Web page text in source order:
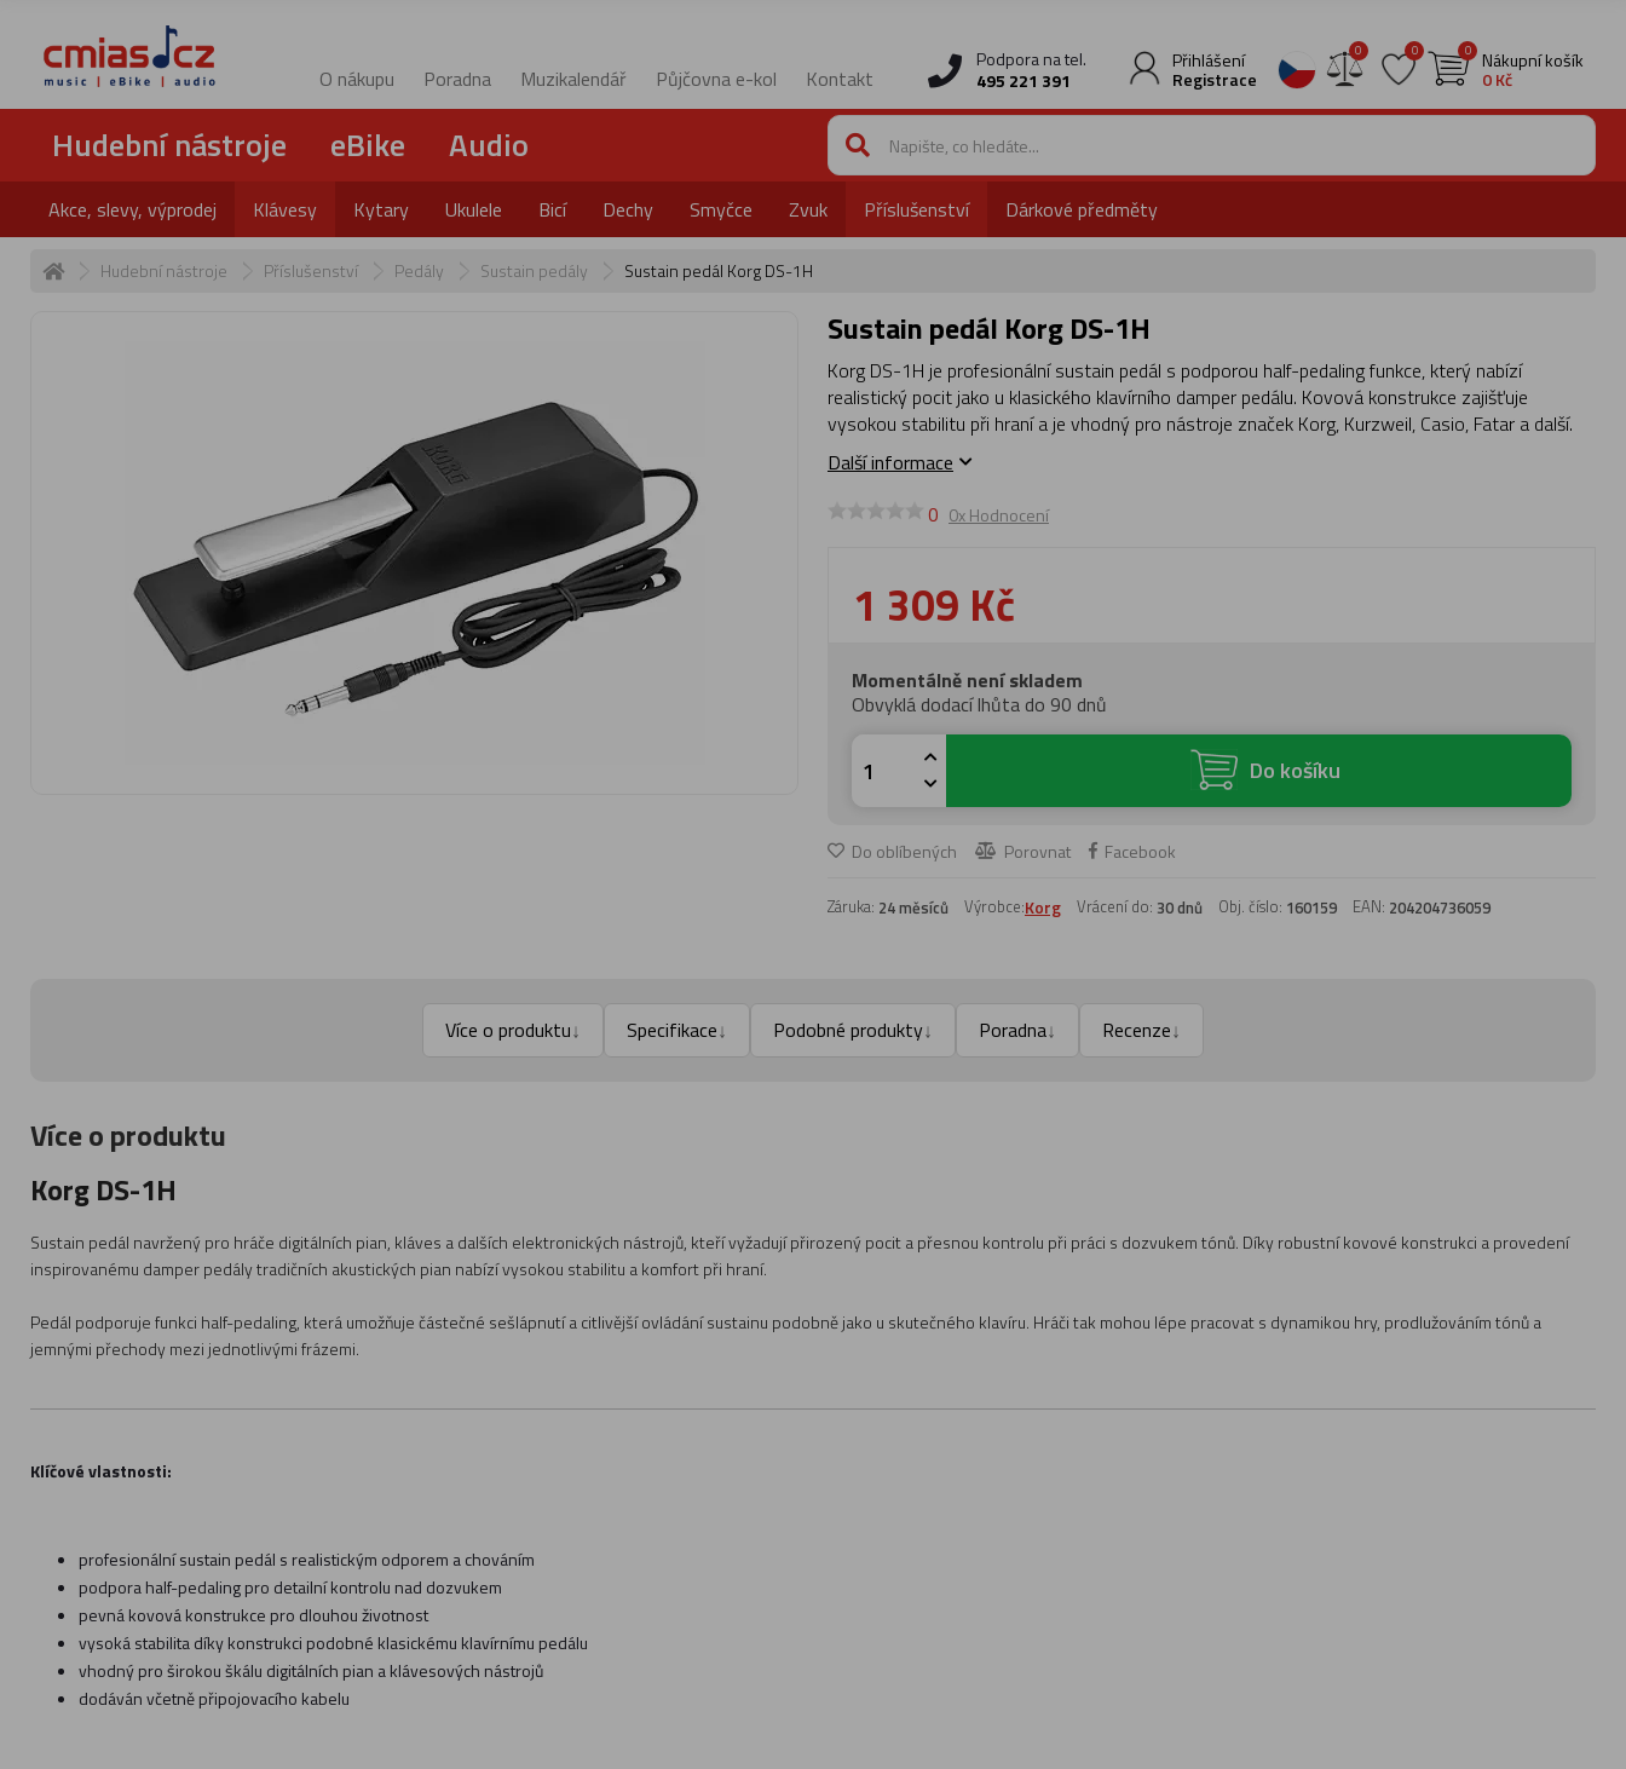
O nákupu Poradna Muzikalendář Půjčovna e-kol Kontakt
Podpora na tel.
495 221 391
Přihlášení
Registrace
0 0 Nákupní košík
0 Kč
0
Hudební nástroje eBike Audio
Akce, slevy, výprodej Klávesy Kytary Ukulele Bicí Dechy Smyčce Zvuk Příslušenství Dárkové předměty
Hudební nástroje Příslušenství Pedály Sustain pedály Sustain pedál Korg DS-1H
Sustain pedál Korg DS-1H
Korg DS-1H je profesionální sustain pedál s podporou half-pedaling funkce, který nabízí
realistický pocit jako u klasického klavírního damper pedálu. Kovová konstrukce zajišťuje
vysokou stabilitu při hraní a je vhodný pro nástroje značek Korg, Kurzweil, Casio, Fatar a další.
Další informace
0 0x Hodnocení
1 309 Kč
Momentálně není skladem
Obvyklá dodací lhůta do 90 dnů
Do košíku
Do oblíbených Porovnat Facebook
Záruka: 24 měsíců Výrobce:Korg Vrácení do: 30 dnů Obj. číslo: 160159 EAN: 204204736059
Více o produktu↓ Specifikace↓ Podobné produkty↓ Poradna↓ Recenze↓
Více o produktu
Korg DS-1H
Sustain pedál navržený pro hráče digitálních pian, kláves a dalších elektronických nástrojů, kteří vyžadují přirozený pocit a přesnou kontrolu při práci s dozvukem tónů. Díky robustní kovové konstrukci a provedení
inspirovanému damper pedály tradičních akustických pian nabízí vysokou stabilitu a komfort při hraní.
Pedál podporuje funkci half-pedaling, která umožňuje částečné sešlápnutí a citlivější ovládání sustainu podobně jako u skutečného klavíru. Hráči tak mohou lépe pracovat s dynamikou hry, prodlužováním tónů a
jemnými přechody mezi jednotlivými frázemi.
Klíčové vlastnosti:
profesionální sustain pedál s realistickým odporem a chováním
podpora half-pedaling pro detailní kontrolu nad dozvukem
pevná kovová konstrukce pro dlouhou životnost
vysoká stabilita díky konstrukci podobné klasickému klavírnímu pedálu
vhodný pro širokou škálu digitálních pian a klávesových nástrojů
dodáván včetně připojovacího kabelu